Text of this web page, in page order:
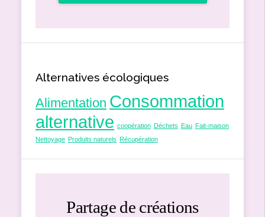
Alternatives écologiques
Alimentation Consommation
alternative coopération Déchets Eau Fait-maison
Nettoyage Produits naturels Récupération
Partage de créations